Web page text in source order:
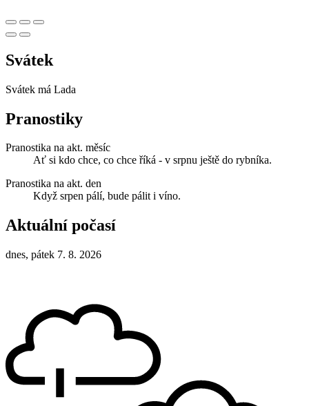
Svátek
Svátek má Lada
Pranostiky
Pranostika na akt. měsíc
Ať si kdo chce, co chce říká - v srpnu ještě do rybníka.
Pranostika na akt. den
Když srpen pálí, bude pálit i víno.
Aktuální počasí
dnes, pátek 7. 8. 2026